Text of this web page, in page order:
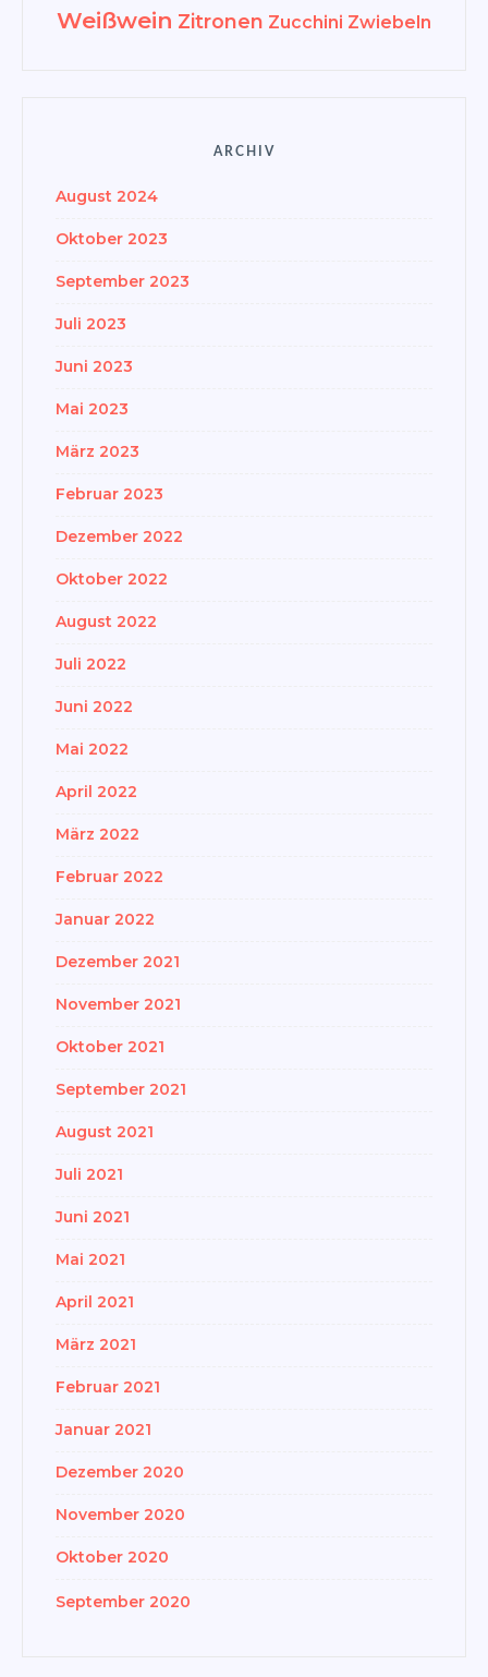
Weißwein Zitronen Zucchini Zwiebeln
ARCHIV
August 2024
Oktober 2023
September 2023
Juli 2023
Juni 2023
Mai 2023
März 2023
Februar 2023
Dezember 2022
Oktober 2022
August 2022
Juli 2022
Juni 2022
Mai 2022
April 2022
März 2022
Februar 2022
Januar 2022
Dezember 2021
November 2021
Oktober 2021
September 2021
August 2021
Juli 2021
Juni 2021
Mai 2021
April 2021
März 2021
Februar 2021
Januar 2021
Dezember 2020
November 2020
Oktober 2020
September 2020